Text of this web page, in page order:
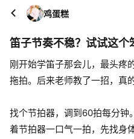
鸡蛋糕
笛子节奏不稳？试试这个
刚开始学笛子那会儿，最头疼
拖拍。后来老师教了一招，真
找个节拍器，调到60拍每分钟
着节拍器一口气一拍，先找身